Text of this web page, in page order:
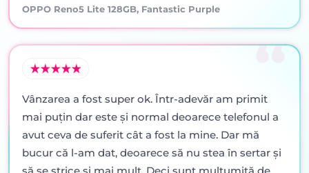
OPPO Reno5 Lite 128GB, Fantastic Purple
Vânzarea a fost super ok. Într-adevăr am primit
mai puţin dar este şi normal deoarece telefonul a
avut ceva de suferit cât a fost la mine. Dar mă
bucur că l-am dat, deoarece să nu stea în sertar şi
să se strice şi mai mult. Deci sunt mulţumită de